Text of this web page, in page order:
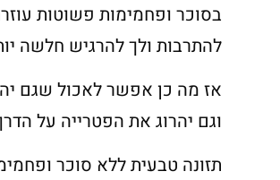
בסוכר ופחמימות פשוטות
להתרבות ולך להרגיש חלשה
אז מה כן אפשר לאכול שגם
וגם יהרוג את הפטרייה על הדרך?
תזונה טבעית ללא סוכר